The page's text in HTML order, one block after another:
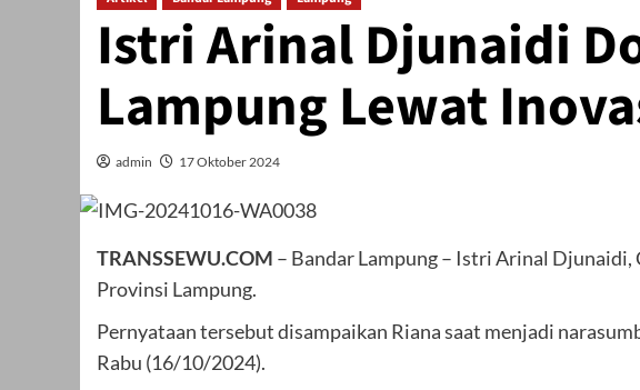
Istri Arinal Djunaidi
Lampung Lewat
admin 17 Oktober 2024
TRANSSEWU.COM – Bandar Lampung – Istri Arinal
Provinsi Lampung.
Pernyataan tersebut disampaikan Riana saat menjadi
Rabu (16/10/2024).